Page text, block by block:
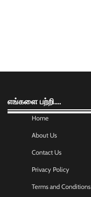
எங்களை பற்றி….
Home
About Us
Contact Us
Privacy Policy
Terms and Conditions